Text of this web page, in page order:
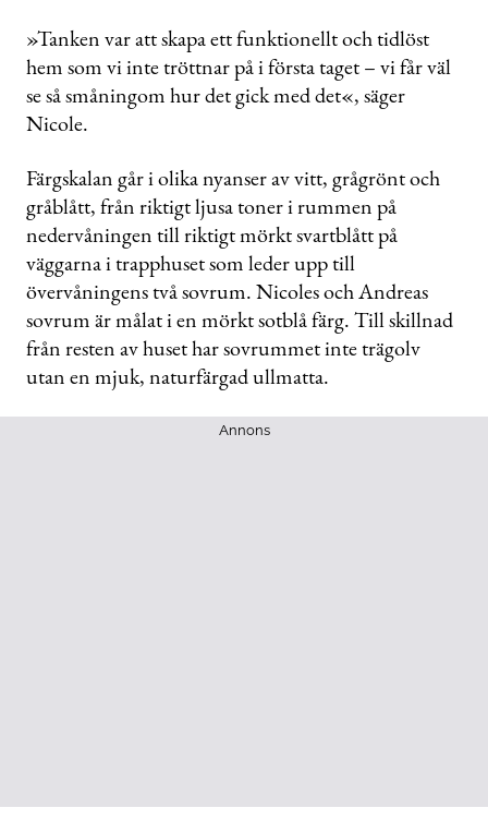
»Tanken var att skapa ett funktionellt och tidlöst
hem som vi inte tröttnar på i första taget – vi får väl
se så småningom hur det gick med det«, säger
Nicole.
Färgskalan går i olika nyanser av vitt, grågrönt och
gråblått, från riktigt ljusa toner i rummen på
nedervåningen till riktigt mörkt svartblått på
väggarna i trapphuset som leder upp till
övervåningens två sovrum. Nicoles och Andreas
sovrum är målat i en mörkt sotblå färg. Till skillnad
från resten av huset har sovrummet inte trägolv
utan en mjuk, naturfärgad ullmatta.
Annons